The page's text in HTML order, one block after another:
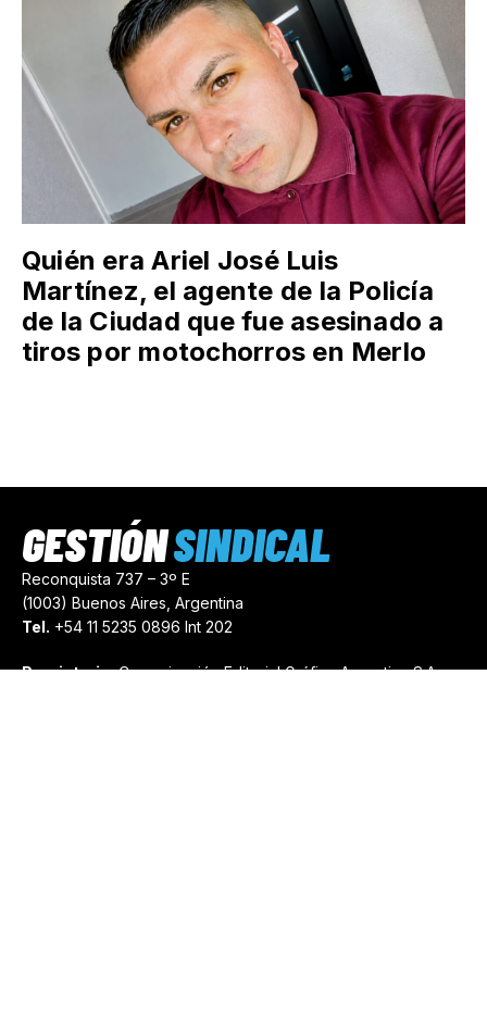
Quién era Ariel José Luis
Martínez, el agente de la Policía
de la Ciudad que fue asesinado a
tiros por motochorros en Merlo
Reconquista 737 – 3º E
(1003) Buenos Aires, Argentina
Tel. +54 11 5235 0896 Int 202
Propietario:Comunicación Editorial Gráfica Argentina S.A.
GESTIÓNSINDICAL